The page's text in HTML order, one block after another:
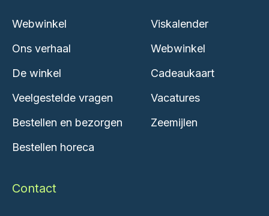
Webwinkel
Ons verhaal
De winkel
Veelgestelde vragen
Bestellen en bezorgen
Bestellen horeca
Viskalender
Webwinkel
Cadeaukaart
Vacatures
Zeemijlen
Contact